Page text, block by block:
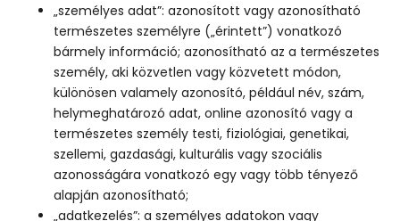
„személyes adat”: azonosított vagy azonosítható
természetes személyre („érintett”) vonatkozó
bármely információ; azonosítható az a természetes
személy, aki közvetlen vagy közvetett módon,
különösen valamely azonosító, például név, szám,
helymeghatározó adat, online azonosító vagy a
természetes személy testi, fiziológiai, genetikai,
szellemi, gazdasági, kulturális vagy szociális
azonosságára vonatkozó egy vagy több tényező
alapján azonosítható;
„adatkezelés”: a személyes adatokon vagy